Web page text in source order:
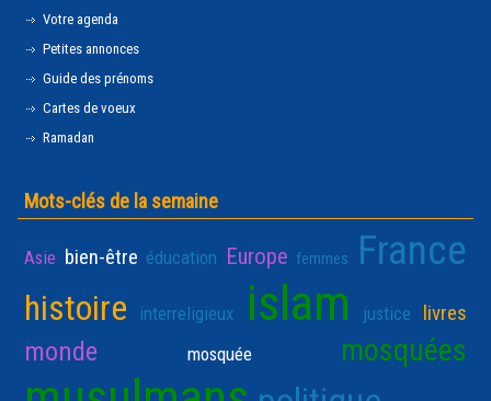
Votre agenda
Petites annonces
Guide des prénoms
Cartes de voeux
Ramadan
Mots-clés de la semaine
Asie bien-être éducation Europe femmes France
histoire interreligieux islam justice livres
monde mosquée mosquées